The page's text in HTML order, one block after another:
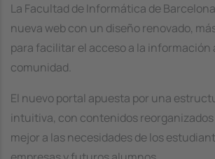
La Facultad de Informática de
nueva web con un diseño renovado,
para facilitar el acceso a la información
comunidad.
El nuevo portal apuesta por una
intuitiva, con contenidos
mejor a las necesidades de los